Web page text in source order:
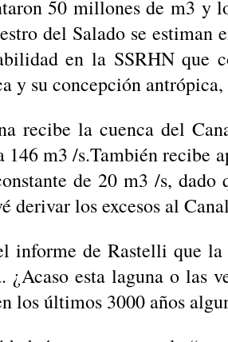
50 millones de m3 y
del Salado se estiman
en la SSRHN que
y su concepción
recibe la cuenca del
146 m3 /s.También recibe
de 20 m3 /s,
derivar los excesos al
informe de Rastelli que
¿Acaso esta laguna o las
los últimos 3000 años